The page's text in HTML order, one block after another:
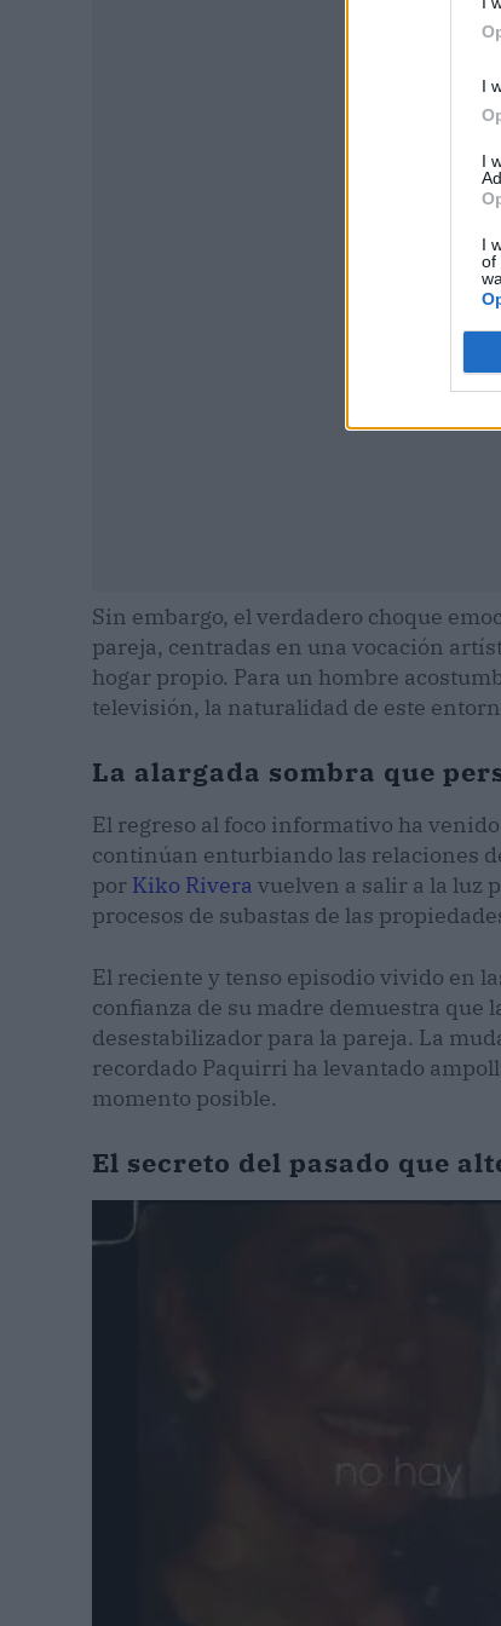
I
I
I
of
Sin embargo, el verdadero choque
pareja, centradas en una vocación
hogar propio. Para un hombre
televisión, la naturalidad de este
La alargada sombra que
El regreso al foco informativo ha
continúan enturbiando las relaciones
por Kiko Rivera vuelven a salir a la luz
procesos de subastas de las
El reciente y tenso episodio vivido en
confianza de su madre demuestra
desestabilizador para la pareja. La
recordado Paquirri ha levantado
momento posible.
El secreto del pasado que